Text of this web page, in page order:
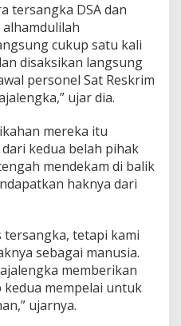
tersangka DSA dan
cukup satu kali
disaksikan langsung
personel Sat Reskrim
ujar dia.
mereka itu
kedua belah pihak
mendekam di balik
haknya dari
tersangka, tetapi kami
sebagai manusia.
memberikan
mempelai untuk
ujarnya.